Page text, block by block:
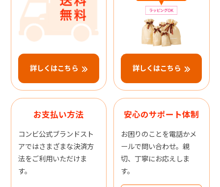
詳しくはこちら 詳しくはこちら
お支払い方法
コンビ公式ブランドスト
アではさまざまな決済方
法をご利用いただけま
す。
安心のサポート体制
お困りのことを電話かメ
ールで問い合わせ。親
切、丁寧にお応えしま
す。